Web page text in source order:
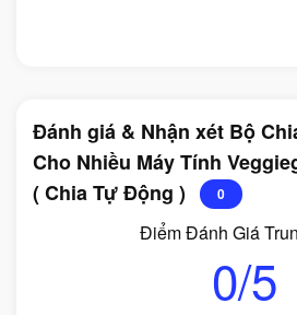
Đánh giá & Nhận xét Bộ
Cho Nhiều Máy Tính
( Chia Tự Động )
0
Điểm Đánh Giá
0/5